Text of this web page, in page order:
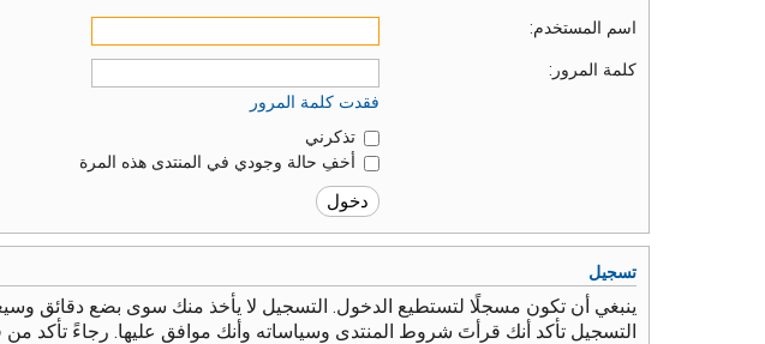
اسم المستخدم:
كلمة المرور:
فقدت كلمة المرور
تذكرني
أخفِ حالة وجودي في المنتدى هذه المرة
تسجيل
ينبغي أن تكون مسجلًا لتستطيع الدخول. التسجيل لا يأخذ منك سوى بضع دقائق
التسجيل تأكد أنك قرأتَ شروط المنتدى وسياساته وأنك موافق عليها. رجاءً